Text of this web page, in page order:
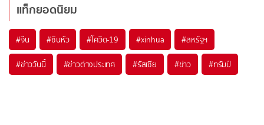
แท็กยอดนิยม
#จีน #ซินหัว #โควิด-19 #xinhua #สหรัฐฯ
#ข่าววันนี้ #ข่าวต่างประเทศ #รัสเซีย #ข่าว #ทรัมป์